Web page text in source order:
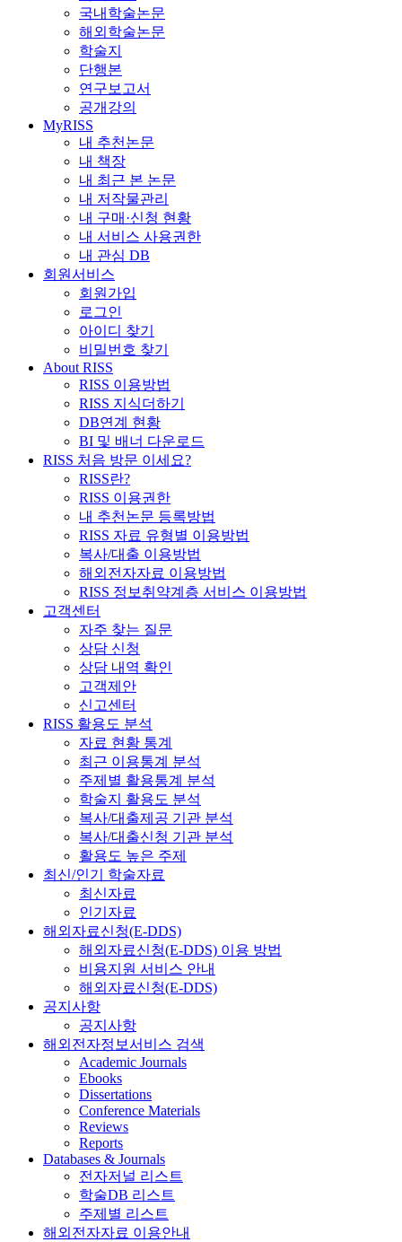
국내학술논문
해외학술논문
학술지
단행본
연구보고서
공개강의
MyRISS
내 추천논문
내 책장
내 최근 본 논문
내 저작물관리
내 구매·신청 현황
내 서비스 사용권한
내 관심 DB
회원서비스
회원가입
로그인
아이디 찾기
비밀번호 찾기
About RISS
RISS 이용방법
RISS 지식더하기
DB연계 현황
BI 및 배너 다운로드
RISS 처음 방문 이세요?
RISS란?
RISS 이용권한
내 추천논문 등록방법
RISS 자료 유형별 이용방법
복사/대출 이용방법
해외전자자료 이용방법
RISS 정보취약계층 서비스 이용방법
고객센터
자주 찾는 질문
상담 신청
상담 내역 확인
고객제안
신고센터
RISS 활용도 분석
자료 현황 통계
최근 이용통계 분석
주제별 활용통계 분석
학술지 활용도 분석
복사/대출제공 기관 분석
복사/대출신청 기관 분석
활용도 높은 주제
최신/인기 학술자료
최신자료
인기자료
해외자료신청(E-DDS)
해외자료신청(E-DDS) 이용 방법
비용지원 서비스 안내
해외자료신청(E-DDS)
공지사항
공지사항
해외전자정보서비스 검색
Academic Journals
Ebooks
Dissertations
Conference Materials
Reviews
Reports
Databases & Journals
전자저널 리스트
학술DB 리스트
주제별 리스트
해외전자자료 이용안내